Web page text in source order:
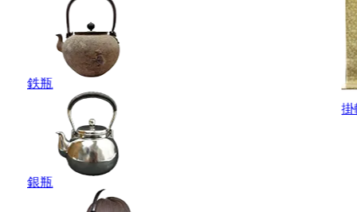
鉄瓶
銀瓶
掛